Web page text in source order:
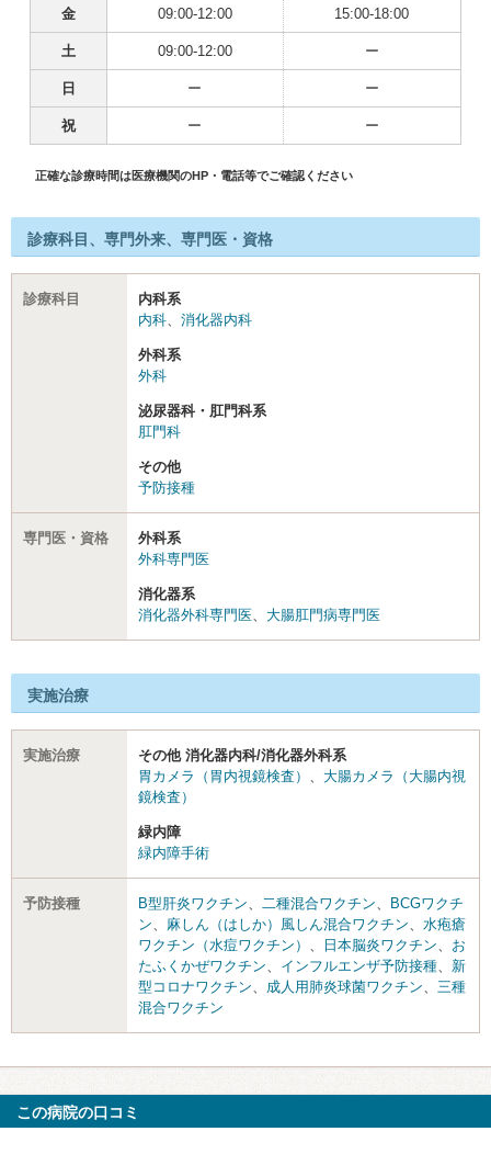
金 09:00-12:00 15:00-18:00
土 09:00-12:00 ー
日 ー ー
祝 ー ー
正確な診療時間は医療機関のHP・電話等でご確認ください
診療科目、専門外来、専門医・資格
診療科目
内科系
内科、 消化器内科
外科系
外科
泌尿器科・肛門科系
肛門科
その他
予防接種
専門医・資格
外科系
外科専門医
消化器系
消化器外科専門医、 大腸肛門病専門医
実施治療
実施治療
その他 消化器内科/消化器外科系
胃カメラ（胃内視鏡検査） 、 大腸カメラ（大腸内視
鏡検査）
緑内障
緑内障手術
予防接種 B型肝炎ワクチン、 二種混合ワクチン、
BCGワクチ
ン、 麻しん（はしか）風しん混合ワクチン、 水疱瘡
ワクチン（水痘ワクチン） 、 日本脳炎ワクチン、 お
たふくかぜワクチン、 インフルエンザ予防接種、 新
型コロナワクチン、 成人用肺炎球菌ワクチン、 三種
混合ワクチン
この病院の口コミ